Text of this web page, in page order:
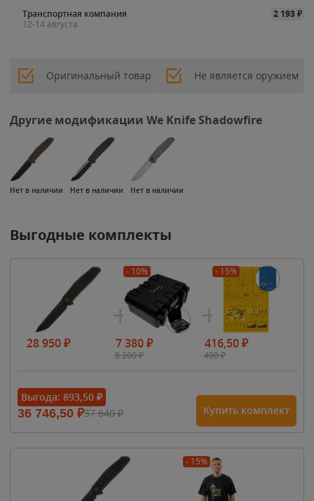
Транспортная компания
2 193₽
12-14 августа
Оригинальный товар Не является оружием
Другие модификации We Knife Shadowfire
Нет в наличии Нет в наличии Нет в наличии
Выгодные комплекты
28 950₽
- 10%
7 380₽
8 200₽
- 15%
416,50₽
490₽
Выгода: 893,50 ₽
36 746,50 ₽37 640₽ Купить комплект
- 15%